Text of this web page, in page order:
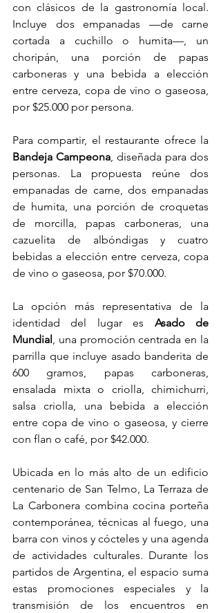
con clásicos de la gastronomía local.
Incluye dos empanadas —de carne
cortada a cuchillo o humita—, un
choripán, una porción de papas
carboneras y una bebida a elección
entre cerveza, copa de vino o gaseosa,
por $25.000 por persona.
Bandeja Campeona, diseñada para dos
personas. La propuesta reúne dos
empanadas de carne, dos empanadas
de humita, una porción de croquetas
de morcilla, papas carboneras, una
cazuelita de albóndigas y cuatro
bebidas a elección entre cerveza, copa
de vino o gaseosa, por $70.000.
La opción más representativa de la
identidad del lugar es Asado de
Mundial , una promoción centrada en la
parrilla que incluye asado banderita de
600 gramos, papas carboneras,
ensalada mixta o criolla, chimichurri,
salsa criolla, una bebida a elección
entre copa de vino o gaseosa, y cierre
con flan o café, por $42.000.
Ubicada en lo más alto de un edificio
centenario de San Telmo, La Terraza de
La Carbonera combina cocina porteña
contemporánea, técnicas al fuego, una
barra con vinos y cócteles y una agenda
de actividades culturales. Durante los
partidos de Argentina, el espacio suma
estas promociones especiales y la
transmisión de los encuentros en